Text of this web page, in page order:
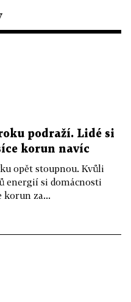
podraží. Lidé si
korun navíc
opět stoupnou. Kvůli
energií si domácnosti
korun za...